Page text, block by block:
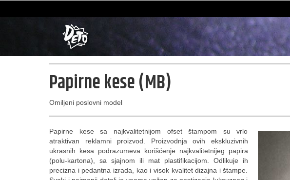
Papirne kese (MB)
Omiljeni poslovni model
Papirne kese sa najkvalitetnijom ofset štampom su vrlo
atraktivan reklamni proizvod. Proizvodnja ovih ekskluzivnih
ukrasnih kesa podrazumeva korišćenje najkvalitetnijeg papira
(polu-kartona), sa sjajnom ili mat plastifikacijom. Odlikuje ih
precizna i pedantna izrada, kao i visok kvalitet dizajna i štampe.